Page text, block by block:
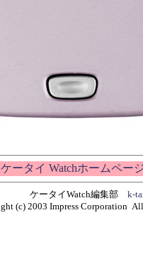
ケータイ Watchホームペー
ケータイWatch編集部 k-
(c) 2003 Impress Corporation